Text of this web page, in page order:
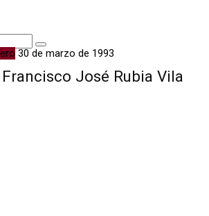
30 de marzo de 1993
José Rubia Vila